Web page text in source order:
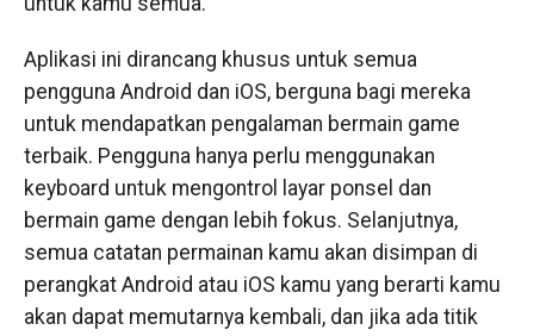
Aplikasi ini dirancang khusus untuk semua
pengguna Android dan iOS, berguna bagi mereka
untuk mendapatkan pengalaman bermain game
terbaik. Pengguna hanya perlu menggunakan
keyboard untuk mengontrol layar ponsel dan
bermain game dengan lebih fokus. Selanjutnya,
semua catatan permainan kamu akan disimpan di
perangkat Android atau iOS kamu yang berarti kamu
akan dapat memutarnya kembali, dan jika ada titik